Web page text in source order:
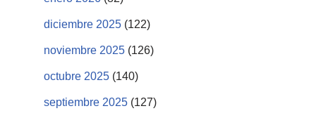
diciembre 2025 (122)
noviembre 2025 (126)
octubre 2025 (140)
septiembre 2025 (127)